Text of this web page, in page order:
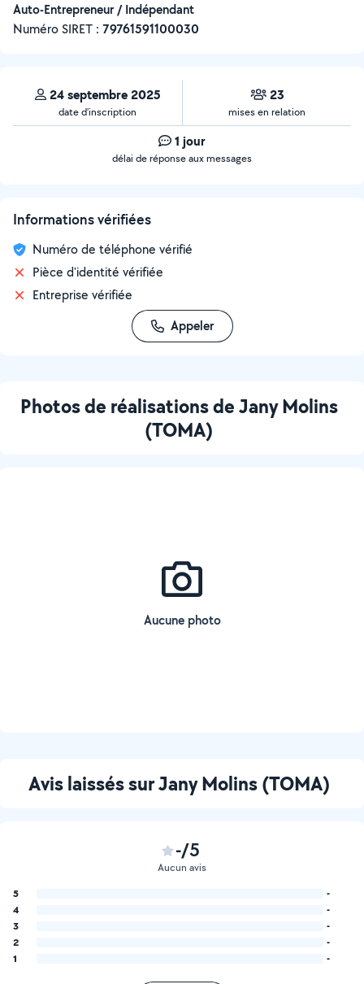
Auto-Entrepreneur / Indépendant
Numéro SIRET : ‍79761591100030
24 septembre 2025
date d’inscription
23
mises en relation
1 jour
délai de réponse aux messages
Informations vérifiées
Numéro de téléphone vérifié
Pièce d'identité vérifiée
Entreprise vérifiée
Appeler
Photos de réalisations de Jany Molins
(TOMA)
Aucune photo
Avis laissés sur Jany Molins (TOMA)
-/5
Aucun avis
5
-
4
-
3
-
2
-
1
-